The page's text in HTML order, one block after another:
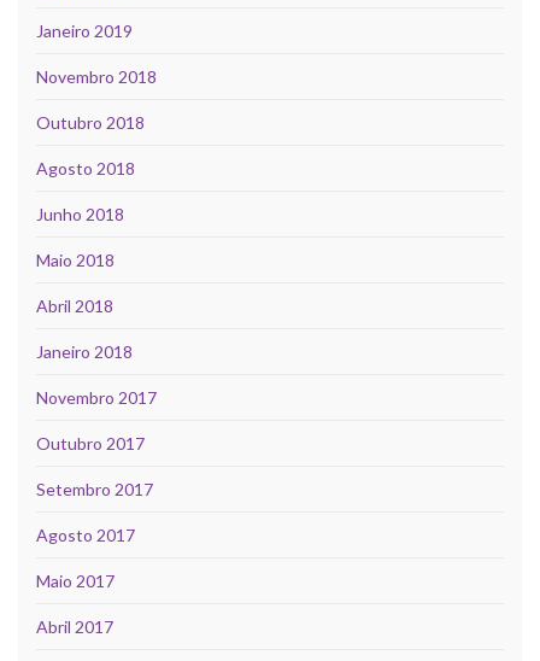
Janeiro 2019
Novembro 2018
Outubro 2018
Agosto 2018
Junho 2018
Maio 2018
Abril 2018
Janeiro 2018
Novembro 2017
Outubro 2017
Setembro 2017
Agosto 2017
Maio 2017
Abril 2017